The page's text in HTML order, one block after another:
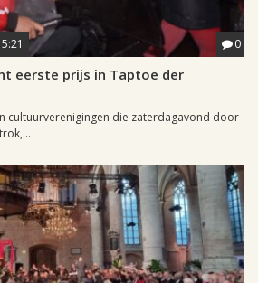
0
eerste prijs in Taptoe der
cultuurverenigingen die zaterdagavond door